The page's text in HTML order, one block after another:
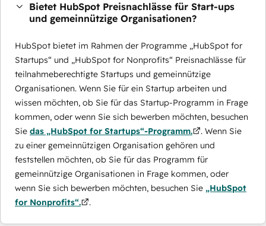
Bietet HubSpot Preisnachlässe für Start-ups
und gemeinnützige Organisationen?
HubSpot bietet im Rahmen der Programme „HubSpot for
Startups“ und „HubSpot for Nonprofits“ Preisnachlässe für
teilnahmeberechtigte Startups und gemeinnützige
Organisationen. Wenn Sie für ein Startup arbeiten und
wissen möchten, ob Sie für das Startup-Programm in Frage
kommen, oder wenn Sie sich bewerben möchten, besuchen
Sie das „HubSpot for Startups“-Programm.
. Wenn Sie
zu einer gemeinnützigen Organisation gehören und
feststellen möchten, ob Sie für das Programm für
gemeinnützige Organisationen in Frage kommen, oder
wenn Sie sich bewerben möchten, besuchen Sie „HubSpot
for Nonprofits“.
.